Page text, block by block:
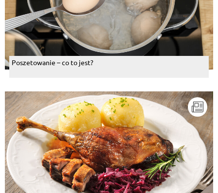
Poszetowanie – co to jest?